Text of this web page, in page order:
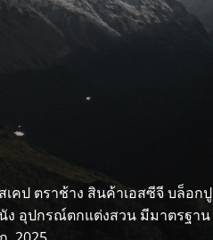
คป ตราช้าง สินค้าเอสซีจี บล็อกปู
ง อุปกรณ์ตกแต่งสวน มีมาตรฐาน